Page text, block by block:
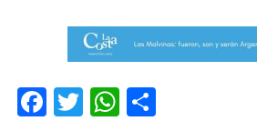
Facebook
TwitterWhatsApp